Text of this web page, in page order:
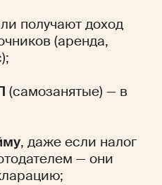
получают доход
(аренда,
(самозанятые) — в
, даже если налог
— они